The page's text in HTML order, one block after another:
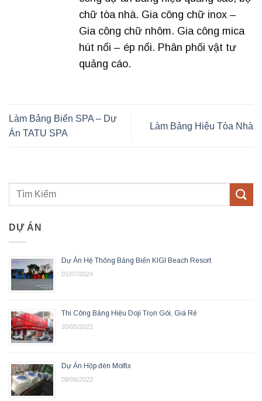
chữ tòa nhà. Gia công chữ inox –
Gia công chữ nhôm. Gia công mica
hút nổi – ép nổi. Phân phối vật tư
quảng cáo.
Làm Bảng Biển SPA – Dự
Án TATU SPA
Làm Bảng Hiệu Tòa Nhà
DỰ ÁN
Dự Án Hệ Thống Bảng Biển KIGI Beach Resort
01/07/2024
Thi Công Bảng Hiệu Doji Trọn Gói, Giá Rẻ
20/05/2022
Dự Án Hộp đèn Molfix
09/06/2022